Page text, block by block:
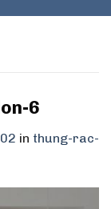
6
in thung-rac-